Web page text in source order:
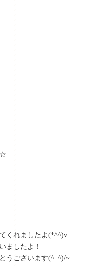
☆
くれましたよ(*^^)v
したよ！
うございます(^_^)/~